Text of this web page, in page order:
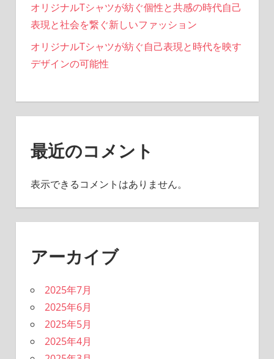
オリジナルTシャツが紡ぐ個性と共感の時代自己
表現と社会を繋ぐ新しいファッション
オリジナルTシャツが紡ぐ自己表現と時代を映す
デザインの可能性
最近のコメント
表示できるコメントはありません。
アーカイブ
2025年7月
2025年6月
2025年5月
2025年4月